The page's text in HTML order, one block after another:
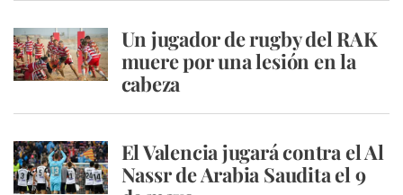
Un jugador de rugby del RAK
muere por una lesión en la
cabeza
El Valencia jugará contra el Al
Nassr de Arabia Saudita el 9